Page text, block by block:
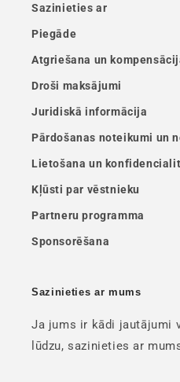
Sazinieties ar
Piegāde
Atgriešana un
Droši maksājumi
Juridiskā informācija
Pārdošanas noteikumi un
Lietošana un
Kļūsti par vēstnieku
Partneru programma
Sponsorēšana
Sazinieties ar mums
Ja jums ir kādi jautājumi
lūdzu, sazinieties ar